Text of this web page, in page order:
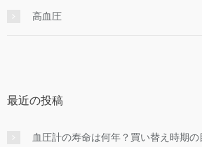
高血圧
最近の投稿
血圧計の寿命は何年？買い替え時期